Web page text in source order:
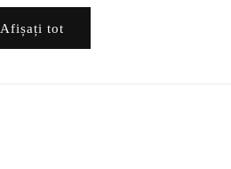
Afișați tot